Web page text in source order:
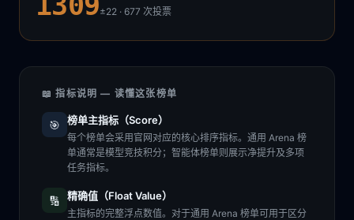
±22 · 677次投票
📖 指标说明 — 读懂这张榜单
🎯 榜单主指标（Score）
每个榜单会采用官网对应的核心排序指标。通用 Arena 榜
单通常是模型竞技积分；智能体榜单则展示净提升及多项
任务指标。
🔢 精确值（Float Value）
主指标的完整浮点数值。对于通用 Arena 榜单可用于区分